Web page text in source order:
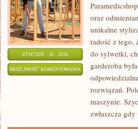
STYCZEŃ - 26 - 2026
MOŻLIWOŚĆ KOMENTOWANIA HAFT
RĘCZNY
MASZYNOWY
oraz
unikalne
radość z tego,
do sylwetki,
garderoba
rozwiązań.
maszynie.
zwłaszcza